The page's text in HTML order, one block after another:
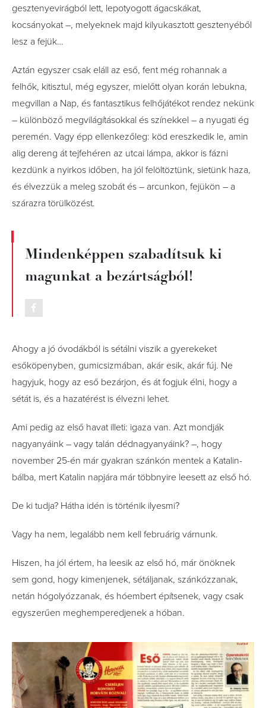
gesztenyevirágból lett, lepotyogott ágacskákat,
kocsányokat –, melyeknek majd kilyukasztott gesztenyéből
lesz a fejük…
Aztán egyszer csak eláll az eső, fent még rohannak a
felhők, kitisztul, még egyszer, mielőtt olyan korán lebukna,
megvillan a Nap, és fantasztikus felhőjátékot rendez nekünk
– különböző megvilágításokkal és színekkel – a nyugati ég
peremén. Vagy épp ellenkezőleg: köd ereszkedik le, amin
alig dereng át tejfehéren az utcai lámpa, akkor is fázni
kezdünk a nyirkos időben, ha jól felöltöztünk, sietünk haza,
és élvezzük a meleg szobát és – arcunkon, fejükön – a
szárazra törülközést.
Mindenképpen szabadítsuk ki
magunkat a bezártságból!
Ahogy a jó óvodákból is sétálni viszik a gyerekeket
esőköpenyben, gumicsizmában, akár esik, akár fúj. Ne
hagyjuk, hogy az eső bezárjon, és át fogjuk élni, hogy a
sétát is, és a hazatérést is élvezni lehet.
Ami pedig az első havat illeti: igaza van. Azt mondják
nagyanyáink – vagy talán dédnagyanyáink? –, hogy
november 25-én már gyakran szánkón mentek a Katalin-
bálba, mert Katalin napjára már többnyire leesett az első hó.
De ki tudja? Hátha idén is történik ilyesmi?
Vagy ha nem, legalább nem kell februárig várnunk.
Hiszen, ha jól értem, ha leesik az első hó, már önöknek
sem gond, hogy kimenjenek, sétáljanak, szánkózzanak,
netán hógolyózzanak, és hóembert építsenek, vagy csak
egyszerűen meghemperedjenek a hóban.